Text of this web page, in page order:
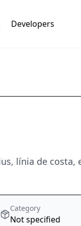
Developers
línia de costa,
Category
Not specified